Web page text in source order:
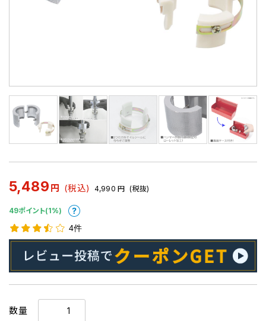
5,489 円 (税込) 4,990 円 (税抜)
49ポイント(1%)
4件
数量